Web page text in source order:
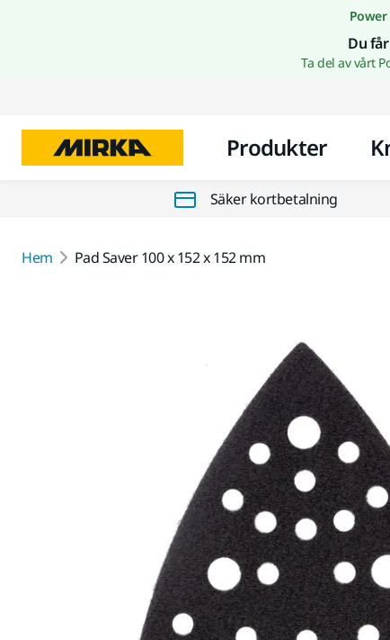
Du
Ta del av vårt
Produkter
Säker kortbetalning
Hem Pad Saver 100 x 152 x 152 mm